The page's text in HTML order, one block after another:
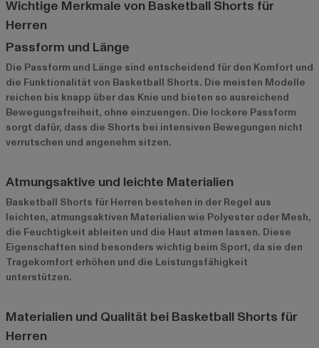
Wichtige Merkmale von Basketball Shorts für
Herren
Passform und Länge
Die Passform und Länge sind entscheidend für den Komfort und
die Funktionalität von Basketball Shorts. Die meisten Modelle
reichen bis knapp über das Knie und bieten so ausreichend
Bewegungsfreiheit, ohne einzuengen. Die lockere Passform
sorgt dafür, dass die Shorts bei intensiven Bewegungen nicht
verrutschen und angenehm sitzen.
Atmungsaktive und leichte Materialien
Basketball Shorts für Herren bestehen in der Regel aus
leichten, atmungsaktiven Materialien wie Polyester oder Mesh,
die Feuchtigkeit ableiten und die Haut atmen lassen. Diese
Eigenschaften sind besonders wichtig beim Sport, da sie den
Tragekomfort erhöhen und die Leistungsfähigkeit
unterstützen.
Materialien und Qualität bei Basketball Shorts für
Herren